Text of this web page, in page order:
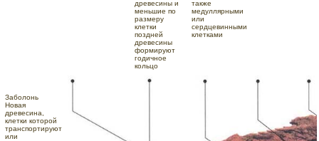
древесины и
меньшие по
размеру
клетки
поздней
древесины
формируют
годичное
кольцо
также
медуллярными
или
сердцевинными
клетками
Заболонь
Новая
древесина,
клетки которой
транспортируют
или